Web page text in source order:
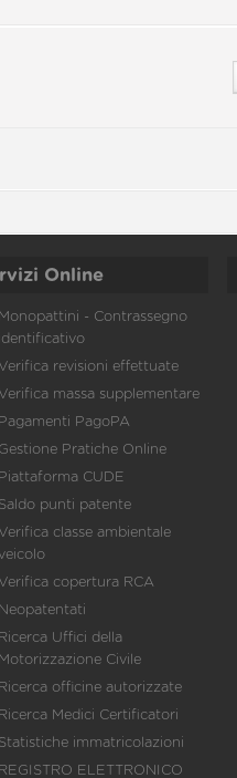
Online
Monopattini - Contrassegno
identificativo
Verifica revisioni effettuate
Verifica massa supplementare
Pagamenti PagoPA
Gestione Pratiche Online
Piattaforma CUDE
Saldo punti patente
Verifica classe ambientale
veicolo
Verifica copertura RCA
Neopatentati
Ricerca Uffici della
Motorizzazione Civile
Ricerca officine autorizzate
Ricerca Medici Certificatori
Statistiche immatricolazioni
REGISTRO ELETTRONICO